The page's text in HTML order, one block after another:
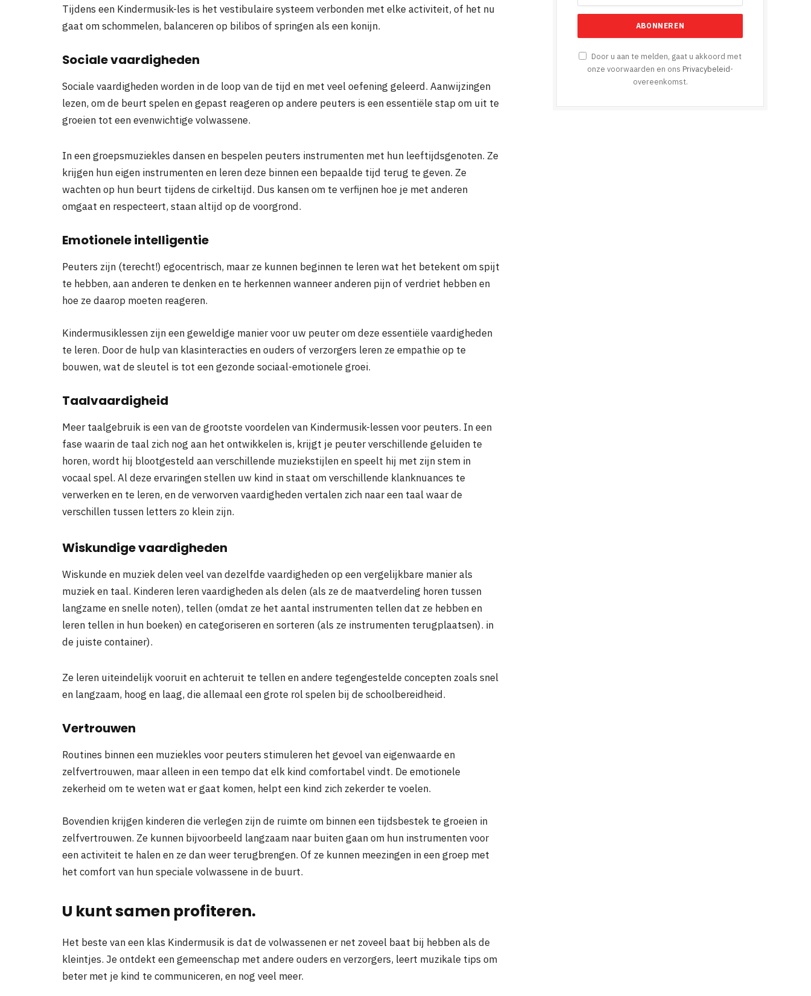
Tijdens een Kindermusik-les is het vestibulaire systeem verbonden met elke activiteit, of het nu
gaat om schommelen, balanceren op bilibos of springen als een konijn.
Sociale vaardigheden
Sociale vaardigheden worden in de loop van de tijd en met veel oefening geleerd. Aanwijzingen
lezen, om de beurt spelen en gepast reageren op andere peuters is een essentiële stap om uit te
groeien tot een evenwichtige volwassene.
In een groepsmuziekles dansen en bespelen peuters instrumenten met hun leeftijdsgenoten. Ze
krijgen hun eigen instrumenten en leren deze binnen een bepaalde tijd terug te geven. Ze
wachten op hun beurt tijdens de cirkeltijd. Dus kansen om te verfijnen hoe je met anderen
omgaat en respecteert, staan ​​altijd op de voorgrond.
Emotionele intelligentie
Peuters zijn (terecht!) egocentrisch, maar ze kunnen beginnen te leren wat het betekent om spijt
te hebben, aan anderen te denken en te herkennen wanneer anderen pijn of verdriet hebben en
hoe ze daarop moeten reageren.
Kindermusiklessen zijn een geweldige manier voor uw peuter om deze essentiële vaardigheden
te leren. Door de hulp van klasinteracties en ouders of verzorgers leren ze empathie op te
bouwen, wat de sleutel is tot een gezonde sociaal-emotionele groei.
Taalvaardigheid
Meer taalgebruik is een van de grootste voordelen van Kindermusik-lessen voor peuters. In een
fase waarin de taal zich nog aan het ontwikkelen is, krijgt je peuter verschillende geluiden te
horen, wordt hij blootgesteld aan verschillende muziekstijlen en speelt hij met zijn stem in
vocaal spel. Al deze ervaringen stellen uw kind in staat om verschillende klanknuances te
verwerken en te leren, en de verworven vaardigheden vertalen zich naar een taal waar de
verschillen tussen letters zo klein zijn.
Wiskundige vaardigheden
Wiskunde en muziek delen veel van dezelfde vaardigheden op een vergelijkbare manier als
muziek en taal. Kinderen leren vaardigheden als delen (als ze de maatverdeling horen tussen
langzame en snelle noten), tellen (omdat ze het aantal instrumenten tellen dat ze hebben en
leren tellen in hun boeken) en categoriseren en sorteren (als ze instrumenten terugplaatsen). in
de juiste container).
Ze leren uiteindelijk vooruit en achteruit te tellen en andere tegengestelde concepten zoals snel
en langzaam, hoog en laag, die allemaal een grote rol spelen bij de schoolbereidheid.
Vertrouwen
Routines binnen een muziekles voor peuters stimuleren het gevoel van eigenwaarde en
zelfvertrouwen, maar alleen in een tempo dat elk kind comfortabel vindt. De emotionele
zekerheid om te weten wat er gaat komen, helpt een kind zich zekerder te voelen.
Bovendien krijgen kinderen die verlegen zijn de ruimte om binnen een tijdsbestek te groeien in
zelfvertrouwen. Ze kunnen bijvoorbeeld langzaam naar buiten gaan om hun instrumenten voor
een activiteit te halen en ze dan weer terugbrengen. Of ze kunnen meezingen in een groep met
het comfort van hun speciale volwassene in de buurt.
U kunt samen profiteren.
Het beste van een klas Kindermusik is dat de volwassenen er net zoveel baat bij hebben als de
kleintjes. Je ontdekt een gemeenschap met andere ouders en verzorgers, leert muzikale tips om
beter met je kind te communiceren, en nog veel meer.
Door u aan te melden, gaat u akkoord met
onze voorwaarden en ons Privacybeleid-
overeenkomst.